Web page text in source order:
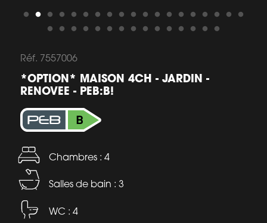
Réf. 7557006
*OPTION* MAISON 4CH - JARDIN -
RENOVEE - PEB:B!
Chambres : 4
Salles de bain : 3
WC : 4